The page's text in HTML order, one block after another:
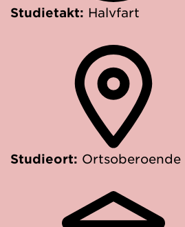
Studietakt: Halvfart
Studieort: Ortsoberoende